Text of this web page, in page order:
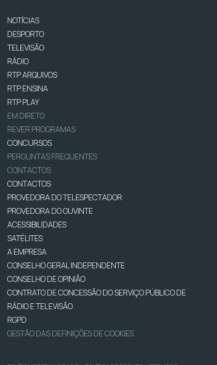
NOTÍCIAS
DESPORTO
TELEVISÃO
RÁDIO
RTP ARQUIVOS
RTP ENSINA
RTP PLAY
EM DIRETO
REVER PROGRAMAS
CONCURSOS
PERGUNTAS FREQUENTES
CONTACTOS
CONTACTOS
PROVEDORA DO TELESPECTADOR
PROVEDORA DO OUVINTE
ACESSIBILIDADES
SATÉLITES
A EMPRESA
CONSELHO GERAL INDEPENDENTE
CONSELHO DE OPINIÃO
CONTRATO DE CONCESSÃO DO SERVIÇO PÚBLICO DE
RÁDIO E TELEVISÃO
RGPD
GESTÃO DAS DEFINIÇÕES DE COOKIES